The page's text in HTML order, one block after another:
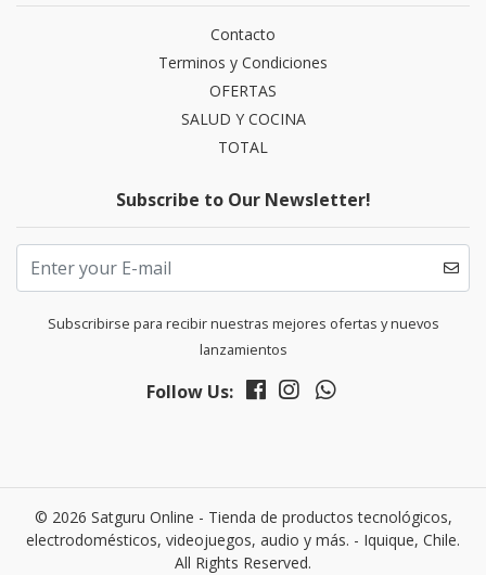
Contacto
Terminos y Condiciones
OFERTAS
SALUD Y COCINA
TOTAL
Subscribe to Our Newsletter!
Subscribirse para recibir nuestras mejores ofertas y nuevos
lanzamientos
Follow Us:
© 2026 Satguru Online - Tienda de productos tecnológicos,
electrodomésticos, videojuegos, audio y más. - Iquique, Chile.
All Rights Reserved.